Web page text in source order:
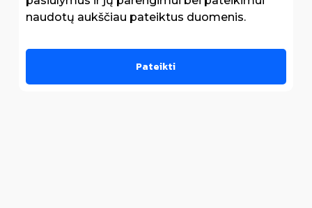
naudotų aukščiau pateiktus duomenis.